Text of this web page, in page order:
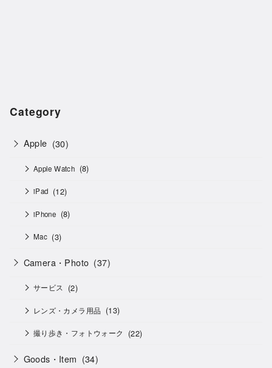
Category
Apple (30)
Apple Watch (8)
iPad (12)
iPhone (8)
Mac (3)
Camera・Photo (37)
サービス (2)
レンズ・カメラ用品 (13)
撮り歩き・フォトウォーク (22)
Goods・Item (34)